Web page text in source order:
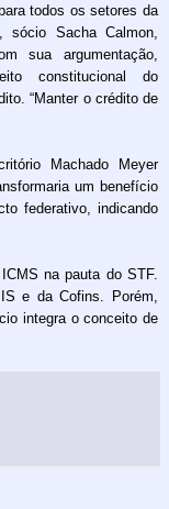
todos os setores da
sócio Sacha Calmon,
sua argumentação,
constitucional do
“Manter o crédito de
Machado Meyer
um benefício
federativo, indicando
na pauta do STF.
e da Cofins. Porém,
integra o conceito de